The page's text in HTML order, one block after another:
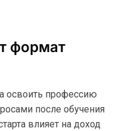
формат
освоить профессию
после обучения
влияет на доход